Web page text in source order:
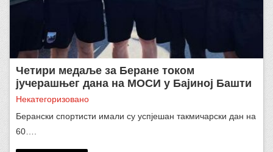
Четири медаље за Беране током
јучерашњег дана на МОСИ у Бајиној Башти
Некатегоризовано
Берански спортисти имали су успјешан такмичарски дан на
60….